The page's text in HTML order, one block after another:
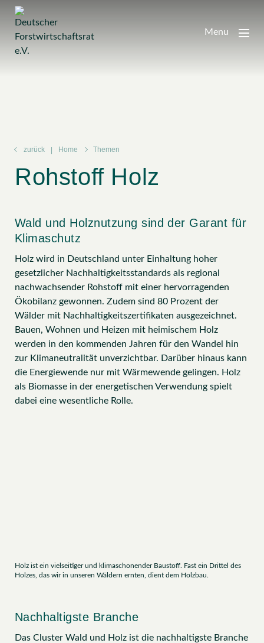
Zum
Inhalt
springen
Menu
zurück Home Themen
Rohstoff Holz
Wald und Holznutzung sind der Garant für
Klimaschutz
Holz wird in Deutschland unter Einhaltung hoher
gesetzlicher Nachhaltigkeitsstandards als regional
nachwachsender Rohstoff mit einer hervorragenden
Ökobilanz gewonnen. Zudem sind 80 Prozent der
Wälder mit Nachhaltigkeitszertifikaten ausgezeichnet.
Bauen, Wohnen und Heizen mit heimischem Holz
werden in den kommenden Jahren für den Wandel hin
zur Klimaneutralität unverzichtbar. Darüber hinaus kann
die Energiewende nur mit Wärmewende gelingen. Holz
als Biomasse in der energetischen Verwendung spielt
dabei eine wesentliche Rolle.
Holz ist ein vielseitiger und klimaschonender Baustoff. Fast ein Drittel des
Holzes, das wir in unseren Wäldern ernten, dient dem Holzbau.
Nachhaltigste Branche
Das Cluster Wald und Holz ist die nachhaltigste Branche